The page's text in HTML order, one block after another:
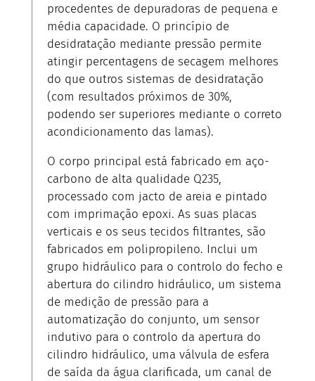
procedentes de depuradoras de pequena e
média capacidade. O princípio de
desidratação mediante pressão permite
atingir percentagens de secagem melhores
do que outros sistemas de desidratação
(com resultados próximos de 30%,
podendo ser superiores mediante o correto
acondicionamento das lamas).
O corpo principal está fabricado em aço-
carbono de alta qualidade Q235,
processado com jacto de areia e pintado
com imprimação epoxi. As suas placas
verticais e os seus tecidos filtrantes, são
fabricados em polipropileno. Inclui um
grupo hidráulico para o controlo do fecho e
abertura do cilindro hidráulico, um sistema
de medição de pressão para a
automatização do conjunto, um sensor
indutivo para o controlo da apertura do
cilindro hidráulico, uma válvula de esfera
de saída da água clarificada, um canal de